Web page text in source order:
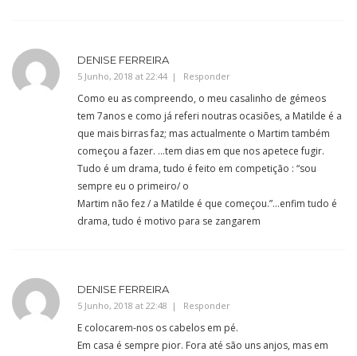
DENISE FERREIRA
5 Junho, 2018 at 22:44 Responder
Como eu as compreendo, o meu casalinho de gémeos
tem 7anos e como já referi noutras ocasiões, a Matilde é a
que mais birras faz; mas actualmente o Martim também
começou a fazer. …tem dias em que nos apetece fugir.
Tudo é um drama, tudo é feito em competição : “sou
sempre eu o primeiro/ o
Martim não fez / a Matilde é que começou.”…enfim tudo é
drama, tudo é motivo para se zangarem
DENISE FERREIRA
5 Junho, 2018 at 22:48 Responder
E colocarem-nos os cabelos em pé.
Em casa é sempre pior. Fora até são uns anjos, mas em